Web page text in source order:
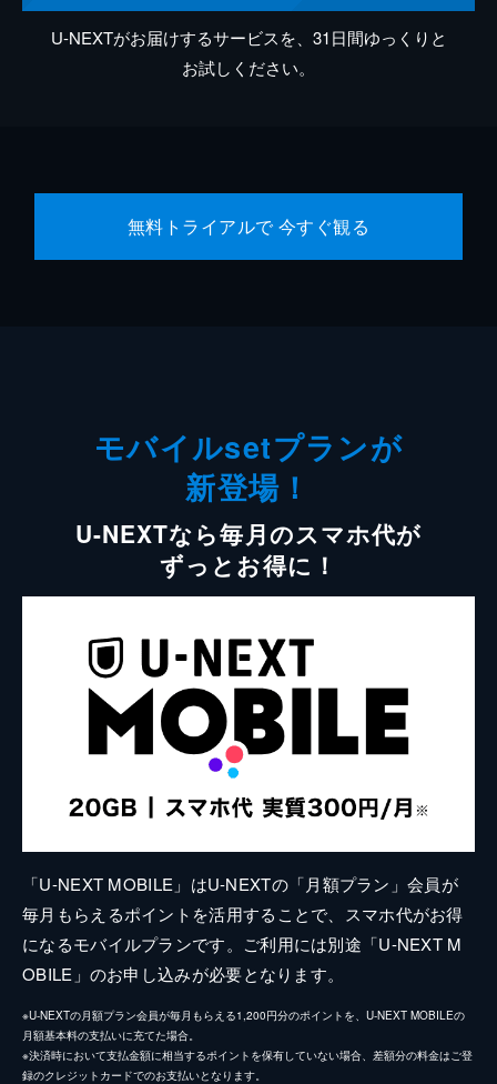
U-NEXTがお届けするサービスを、31日間ゆっくりと
お試しください。
無料トライアルで 今すぐ観る
モバイルsetプランが
新登場！
U-NEXTなら毎月のスマホ代が
ずっとお得に！
「U-NEXT MOBILE」はU-NEXTの「月額プラン」会員が
毎月もらえるポイントを活用することで、スマホ代がお得
になるモバイルプランです。ご利用には別途「U-NEXT M
OBILE」のお申し込みが必要となります。
※U-NEXTの月額プラン会員が毎月もらえる1,200円分のポイントを、U-NEXT MOBILEの
月額基本料の支払いに充てた場合。
※決済時において支払金額に相当するポイントを保有していない場合、差額分の料金はご登
録のクレジットカードでのお支払いとなります。